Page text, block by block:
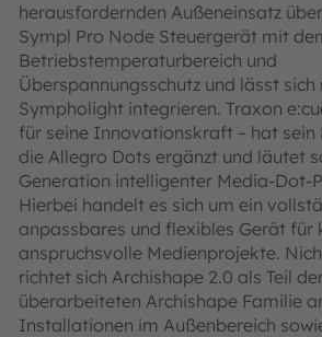
herausfordernden Außeneinsatz
Sympl Pro Node Steuergerät mit
Betriebstemperaturbereich und
Überspannungsschutz und lässt sich
Sympholight integrieren. Traxon
für seine Innovationskraft – hat
die Allegro Dots ergänzt und läutet
Generation intelligenter Media-Dot-
Hierbei handelt es sich um ein
anpassbares und flexibles Gerät für
anspruchsvolle Medienprojekte.
richtet sich Archishape 2.0 als Teil
überarbeiteten Archishape Familie
Installationen im Außenbereich